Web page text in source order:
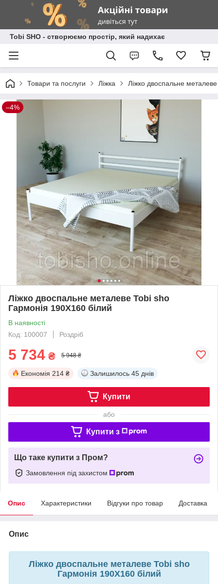
Tobi SHO - створюємо простір, який надихає
Товари та послуги Ліжка Ліжко двоспальне
–4%
Ліжко двоспальне металеве Tobi sho
Гармонія 190X160 білий
В наявності
Код: 100007
Роздріб
5 734 ₴ 5 948 ₴
Економія 214 ₴ Залишилось 45 днів
Купити
або
Купити з
Що таке купити з Пром?
Замовлення під захистом
Опис Характеристики Відгуки про товар Доставка
Опис
Ліжко двоспальне металеве Tobi sho
Гармонія 190X160 білий